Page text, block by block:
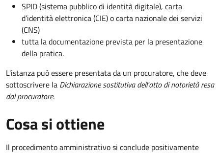
SPID (sistema pubblico di identità digitale), carta
d’identità elettronica (CIE) o carta nazionale dei servizi
(CNS)
tutta la documentazione prevista per la presentazione
della pratica.
L'istanza può essere presentata da un procuratore, che deve
sottoscrivere la Dichiarazione sostitutiva dell'atto di notorietà resa
dal procuratore.
Cosa si ottiene
Il procedimento amministrativo si conclude positivamente